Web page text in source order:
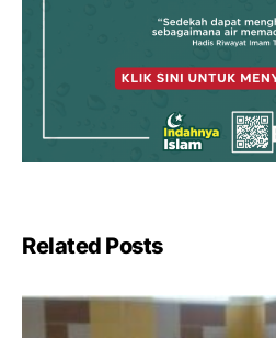
Related Posts